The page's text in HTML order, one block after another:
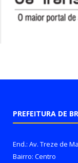
PREFEITURA DE
End.: Av. Treze de
Bairro: Centro